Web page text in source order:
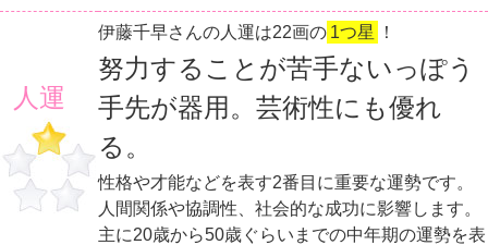
人運
伊藤千早さんの人運は22画の 1つ星 ！
努力することが苦手ないっぽう
手先が器用。芸術性にも優れ
る。
性格や才能などを表す2番目に重要な運勢です。
人間関係や協調性、社会的な成功に影響します。
主に20歳から50歳ぐらいまでの中年期の運勢を表